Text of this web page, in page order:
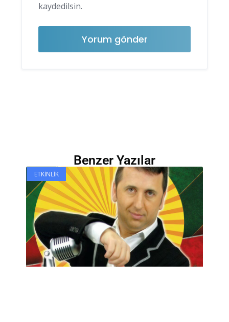
kaydedilsin.
Benzer Yazılar
ETKINLIK